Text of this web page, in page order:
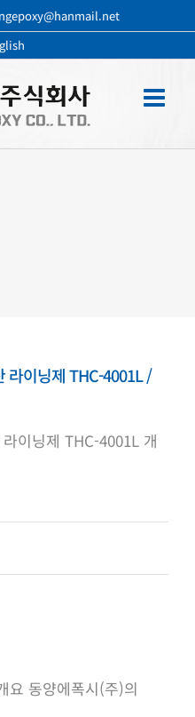
라이닝제 THC-4001L /
이닝제 THC-4001L 개
요 동양에폭시(주)의